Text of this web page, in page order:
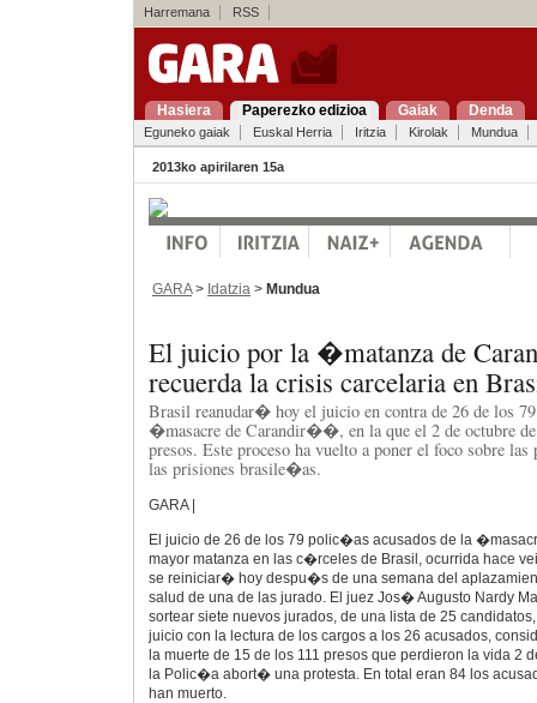
Harremana RSS
Hasiera Paperezko edizioa Gaiak Denda
Eguneko gaiak Euskal Herria Iritzia Kirolak Mundua
2013ko apirilaren 15a
GARA> Idatzia > Mundua
El juicio por la �matanza de
recuerda la crisis carcelaria en
Brasil reanudar� hoy el juicio en contra de 26 de los
�masacre de Carandir��, en la que el 2 de octubre
presos. Este proceso ha vuelto a poner el foco sobre
las prisiones brasile�as.
GARA |
El juicio de 26 de los 79 polic�as acusados de la
mayor matanza en las c�rceles de Brasil, ocurrida hace
se reiniciar� hoy despu�s de una semana del
salud de una de las jurado. El juez Jos� Augusto Nardy
sortear siete nuevos jurados, de una lista de 25
juicio con la lectura de los cargos a los 26 acusados,
la muerte de 15 de los 111 presos que perdieron la vida 2
la Polic�a abort� una protesta. En total eran 84 los
han muerto.